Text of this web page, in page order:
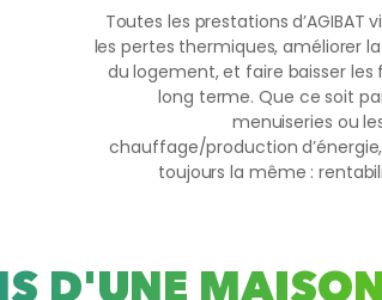
Toutes les prestations d’AGIBAT
les pertes thermiques, améliorer
du logement, et faire baisser les
long terme. Que ce soit
menuiseries ou
chauffage/production
toujours la même :
D'UNE